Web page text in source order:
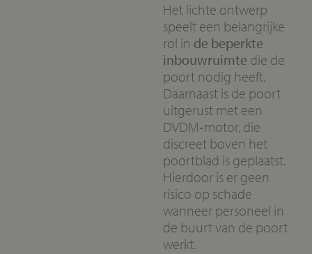
Het lichte ontwerp
speelt een belangrijke
rol in de beperkte
inbouwruimte die de
poort nodig heeft.
Daarnaast is de poort
uitgerust met een
DVDM‑motor, die
discreet boven het
poortblad is geplaatst.
Hierdoor is er geen
risico op schade
wanneer personeel in
de buurt van de poort
werkt.